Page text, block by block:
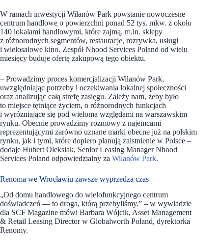
W ramach inwestycji Wilanów Park powstanie nowoczesne
centrum handlowe o powierzchni ponad 52 tys. mkw. z około
140 lokalami handlowymi, które zajmą, m.in. sklepy
z różnorodnych segmentów, restauracje, rozrywka, usługi
i wielosalowe kino. Zespół Nhood Services Poland od wielu
miesięcy buduje ofertę zakupową tego obiektu.
– Prowadzimy proces komercjalizacji Wilanów Park,
uwzględniając potrzeby i oczekiwania lokalnej społeczności
oraz analizując całą strefę zasięgu. Zależy nam, żeby było
to miejsce tętniące życiem, o różnorodnych funkcjach
i wyróżniające się pod wieloma względami na warszawskim
rynku. Obecnie prowadzimy rozmowy z najemcami
reprezentującymi zarówno uznane marki obecne już na polskim
rynku, jak i tymi, które dopiero planują zaistnienie w Polsce –
dodaje Hubert Oleksiak, Senior Leasing Manager Nhood
Services Poland odpowiedzialny za Wilanów Park.
Renoma we Wrocławiu zawsze wyprzedza czas
„Od domu handlowego do wielofunkcyjnego centrum
doświadczeń — to droga, którą przebyliśmy.” – w wywiadzie
dla SCF Magazine mówi Barbara Wójcik, Asset Management
& Retail Leasing Director w Globalworth Poland, dyrektorka
Renomy.